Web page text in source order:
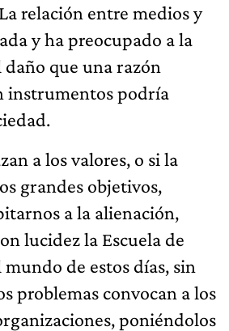
relación entre medios y
y ha preocupado a la
que una razón
instrumentos podría
a los valores, o si la
grandes objetivos,
a la alienación,
lucidez la Escuela de
de estos días, sin
problemas convocan a los
poniéndolos